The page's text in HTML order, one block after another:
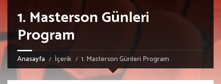
1. Masterson Günleri
Program
Anasayfa İçerik 1. Masterson Günleri Program